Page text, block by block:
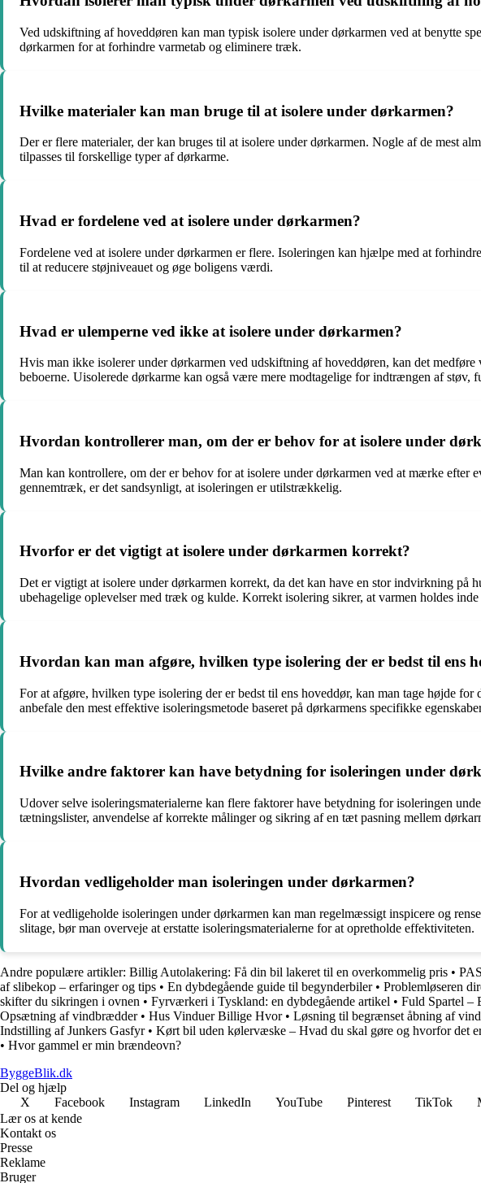
Ved udskiftning af hoveddøren kan man typisk isolere under dørkarmen ved at benytte
dørkarmen for at forhindre varmetab og eliminere træk.
Hvilke materialer kan man bruge til at isolere under dørkarmen?
Der er flere materialer, der kan bruges til at isolere under dørkarmen. Nogle af de mest
tilpasses til forskellige typer af dørkarme.
Hvad er fordelene ved at isolere under dørkarmen?
Fordelene ved at isolere under dørkarmen er flere. Isoleringen kan hjælpe med at
til at reducere støjniveauet og øge boligens værdi.
Hvad er ulemperne ved ikke at isolere under dørkarmen?
Hvis man ikke isolerer under dørkarmen ved udskiftning af hoveddøren, kan det
beboerne. Uisolerede dørkarme kan også være mere modtagelige for indtrængen af støv,
Hvordan kontrollerer man, om der er behov for at isolere under
Man kan kontrollere, om der er behov for at isolere under dørkarmen ved at mærke
gennemtræk, er det sandsynligt, at isoleringen er utilstrækkelig.
Hvorfor er det vigtigt at isolere under dørkarmen korrekt?
Det er vigtigt at isolere under dørkarmen korrekt, da det kan have en stor indvirkning
ubehagelige oplevelser med træk og kulde. Korrekt isolering sikrer, at varmen holdes
Hvordan kan man afgøre, hvilken type isolering der er bedst til ens
For at afgøre, hvilken type isolering der er bedst til ens hoveddør, kan man tage højde
anbefale den mest effektive isoleringsmetode baseret på dørkarmens specifikke
Hvilke andre faktorer kan have betydning for isoleringen under
Udover selve isoleringsmaterialerne kan flere faktorer have betydning for isoleringen
tætningslister, anvendelse af korrekte målinger og sikring af en tæt pasning mellem
Hvordan vedligeholder man isoleringen under dørkarmen?
For at vedligeholde isoleringen under dørkarmen kan man regelmæssigt inspicere og
slitage, bør man overveje at erstatte isoleringsmaterialerne for at opretholde effektiviteten.
Andre populære artikler: Billig Autolakering: Få din bil lakeret til en overkommelig pris •
af slibekop – erfaringer og tips • En dybdegående guide til begynderbiler• Problemløseren
skifter du sikringen i ovnen • Fyrværkeri i Tyskland: en dybdegående artikel • Fuld Spartel –
Opsætning af vindbrædder• Hus Vinduer Billige Hvor• Løsning til begrænset åbning af
Indstilling af Junkers Gasfyr• Kørt bil uden kølervæske – Hvad du skal gøre og hvorfor det
• Hvor gammel er min brændeovn?
ByggeBlik.dk
Del og hjælp
X
Facebook Instagram LinkedIn YouTube Pinterest TikTok
Lær os at kende
Kontakt os
Presse
Reklame
Bruger